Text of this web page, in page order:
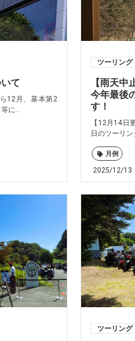
て
12月、基本第2
に...
ツーリング
【雨天
今年最後
す！
【12月14日
日のツーリ
月例
2025/12/13
ツーリング